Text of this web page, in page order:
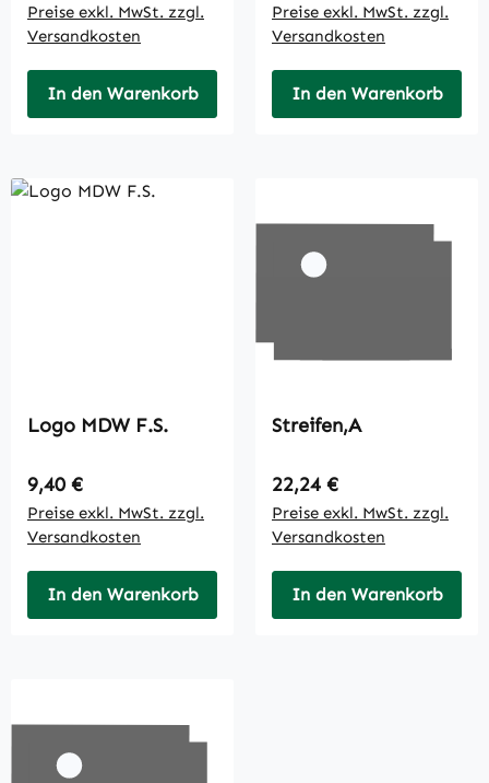
Preise exkl. MwSt. zzgl.
Versandkosten
In den Warenkorb
Preise exkl. MwSt. zzgl.
Versandkosten
In den Warenkorb
Logo MDW F.S.
Regulärer Preis:
9,40 €
Preise exkl. MwSt. zzgl.
Versandkosten
In den Warenkorb
Streifen,A
Regulärer Preis:
22,24 €
Preise exkl. MwSt. zzgl.
Versandkosten
In den Warenkorb